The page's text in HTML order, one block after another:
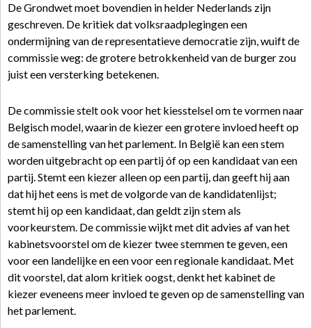
De Grondwet moet bovendien in helder Nederlands zijn
geschreven. De kritiek dat volksraadplegingen een
ondermijning van de representatieve democratie zijn, wuift de
commissie weg: de grotere betrokkenheid van de burger zou
juist een versterking betekenen.
De commissie stelt ook voor het kiesstelsel om te vormen naar
Belgisch model, waarin de kiezer een grotere invloed heeft op
de samenstelling van het parlement. In België kan een stem
worden uitgebracht op een partij óf op een kandidaat van een
partij. Stemt een kiezer alleen op een partij, dan geeft hij aan
dat hij het eens is met de volgorde van de kandidatenlijst;
stemt hij op een kandidaat, dan geldt zijn stem als
voorkeurstem. De commissie wijkt met dit advies af van het
kabinetsvoorstel om de kiezer twee stemmen te geven, een
voor een landelijke en een voor een regionale kandidaat. Met
dit voorstel, dat alom kritiek oogst, denkt het kabinet de
kiezer eveneens meer invloed te geven op de samenstelling van
het parlement.